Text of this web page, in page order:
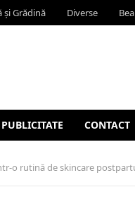
și Grădină Diverse
PUBLICITATE CONTACT
o rutină de skincare